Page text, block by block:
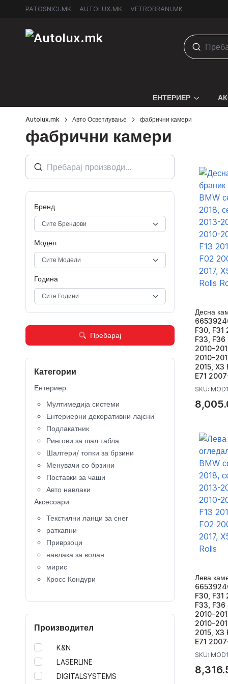
PATOSNICI.MK AUTOLUX.MK VETROBRANI.MK
ЕНТЕРИЕР
Autolux.mk Авто Осветлување фабрични камери
фабрични камери
Бренд
Модел
Година
Пребарај
Категории
Ентериер
Мултимедија системи
Ентериерни декоративни лајсни
Подлакатник
Рингови за шал табла
Шалтери/ топки за брзини
Менувачи со брзини
Поставки за чаши
Авто навлаки
Аксесоари
Текстилни ланци за снег
раткапни
Приврзоци
навлака за волан
мирис
Кросс Кондури
копче за клучеви
Капачки за вентили
Калобрани
кровни носачи
Багажници за велосипеди
Кровни куфери
Производител
K&N
LASERLINE
DIGITALSYSTEMS
Десна
F30, F31
F33, F36
2010-
2010-
2015, X3
E71
SKU:
Лева
F30, F31
F33, F36
2010-
2010-
2015, X3
E71
SKU: